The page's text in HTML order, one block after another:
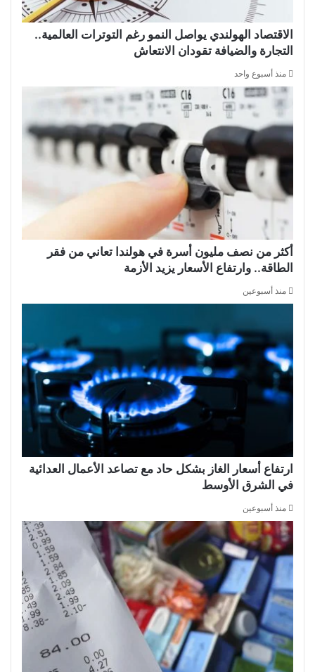
الاقتصاد الهولندي يواصل النمو رغم التوترات العالمية..
التجارة والضيافة تقودان الانتعاش
منذ أسبوع واحد
أكثر من نصف مليون أسرة في هولندا تعاني من فقر
الطاقة.. وارتفاع الأسعار يزيد الأزمة
منذ أسبوعين
ارتفاع أسعار الغاز بشكل حاد مع تصاعد الأعمال العدائية
في الشرق الأوسط
منذ أسبوعين